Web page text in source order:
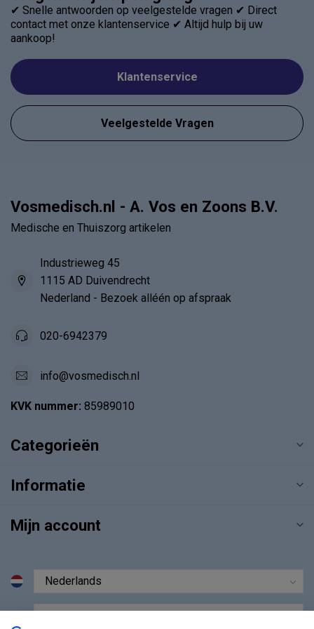
✔ Snelle antwoorden op veelgestelde vragen ✔ Direct
contact met onze klantenservice ✔ Altijd hulp bij uw
aankoop!
Klantenservice
Veelgestelde Vragen
Vosmedisch.nl - A. Vos en Zoons B.V.
Medische en Thuiszorg artikelen
Industrieweg 45
1115 AD Duivendrecht
Nederland - Bezoek alléén op afspraak
020-6942379
info@vosmedisch.nl
KVK nummer: 85989010
Categorieën
Informatie
Mijn account